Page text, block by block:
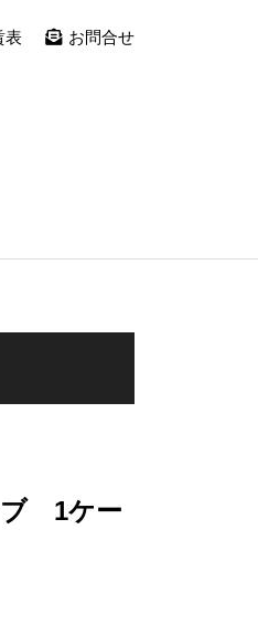
表 お問合せ
ブ 1ケー